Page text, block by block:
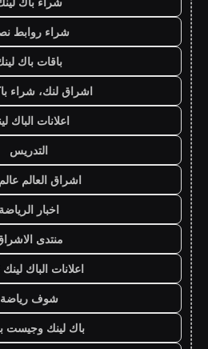
شراء روابط
باقات باك
اشراق لنك، شراء
اعلانات الباك
التدريس
اشراق العالم
اخبار الرياضة
منتدى
اعلانات الباك لينك 2026
شوف رياضة
باك لينك